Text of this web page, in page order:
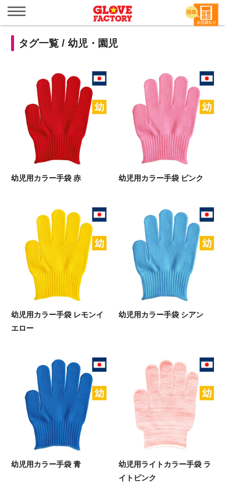
メ
ニ
ュ
を
タグ一覧 /幼児・園児
幼児用カラー手袋 赤 幼児用カラー手袋 ピンク
幼児用カラー手袋 レモンイ
エロー
幼児用カラー手袋 シアン
幼児用カラー手袋 青
幼児用ライトカラー手袋 ラ
イトピンク